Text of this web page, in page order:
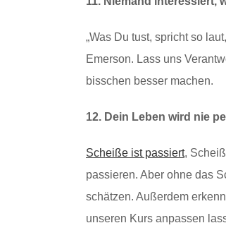
„Was Du tust, spricht so
Emerson. Lass uns
bisschen besser machen.
12. Dein Leben wird nie
Scheiße ist passiert,
passieren. Aber ohne das
schätzen. Außerdem
unseren Kurs anpassen